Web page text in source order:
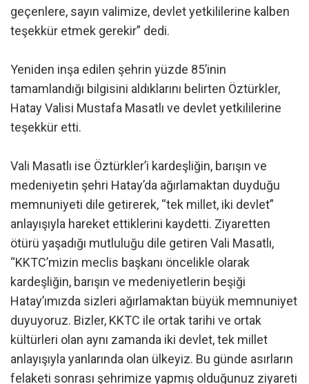
geçenlere, sayın valimize, devlet yetkililerine kalben
teşekkür etmek gerekir” dedi.
Yeniden inşa edilen şehrin yüzde 85’inin
tamamlandığı bilgisini aldıklarını belirten Öztürkler,
Hatay Valisi Mustafa Masatlı ve devlet yetkililerine
teşekkür etti.
Vali Masatlı ise Öztürkler’i kardeşliğin, barışın ve
medeniyetin şehri Hatay’da ağırlamaktan duyduğu
memnuniyeti dile getirerek, “tek millet, iki devlet”
anlayışıyla hareket ettiklerini kaydetti. Ziyaretten
ötürü yaşadığı mutluluğu dile getiren Vali Masatlı,
“KKTC’mizin meclis başkanı öncelikle olarak
kardeşliğin, barışın ve medeniyetlerin beşiği
Hatay’ımızda sizleri ağırlamaktan büyük memnuniyet
duyuyoruz. Bizler, KKTC ile ortak tarihi ve ortak
kültürleri olan aynı zamanda iki devlet, tek millet
anlayışıyla yanlarında olan ülkeyiz. Bu günde asırların
felaketi sonrası şehrimize yapmış olduğunuz ziyareti